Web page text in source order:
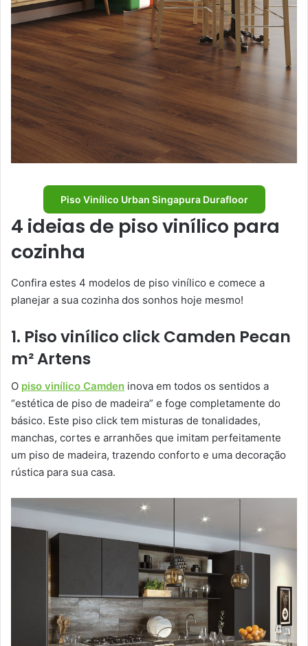
Piso Vinílico Urban Singapura Durafloor
4 ideias de piso vinílico para
cozinha
Confira estes 4 modelos de piso vinílico e comece a
planejar a sua cozinha dos sonhos hoje mesmo!
1. Piso vinílico click Camden Pecan
m² Artens
O piso vinílico Camden inova em todos os sentidos a
“estética de piso de madeira” e foge completamente do
básico. Este piso click tem misturas de tonalidades,
manchas, cortes e arranhões que imitam perfeitamente
um piso de madeira, trazendo conforto e uma decoração
rústica para sua casa.